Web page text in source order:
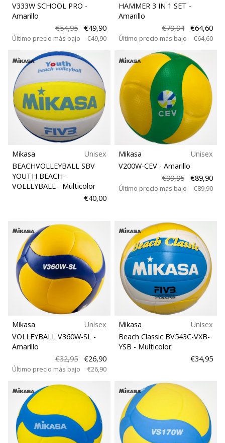
V333W SCHOOL PRO -
Amarillo
€54,95
€49,90
Último precio más bajo €49,90
HAMMER 3 IN 1 SET -
Amarillo
€79,94
€64,60
Último precio más bajo €64,60
Mikasa
Unisex
BEACHVOLLEYBALL SBV
YOUTH BEACH-
VOLLEYBALL - Multicolor
€40,00
Mikasa
Unisex
V200W-CEV - Amarillo
€99,95
€89,90
Último precio más bajo €89,90
Mikasa
Unisex
VOLLEYBALL V360W-SL -
Amarillo
€32,95
€26,90
Último precio más bajo €26,90
Mikasa
Unisex
Beach Classic BV543C-VXB-
YSB - Multicolor
€34,95